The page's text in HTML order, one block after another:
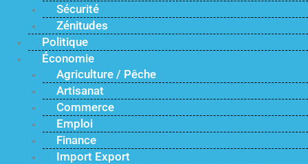
Sécurité
Zénitudes
Politique
Économie
Agriculture / Pêche
Artisanat
Commerce
Emploi
Finance
Import Export